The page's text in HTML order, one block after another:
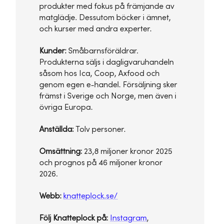
produkter med fokus på främjande av
matglädje. Dessutom böcker i ämnet,
och kurser med andra experter.
Kunder: Småbarnsföräldrar.
Produkterna säljs i dagligvaruhandeln
såsom hos Ica, Coop, Axfood och
genom egen e-handel. Försäljning sker
främst i Sverige och Norge, men även i
övriga Europa.
Anställda: Tolv personer.
Omsättning: 23,8 miljoner kronor 2025
och prognos på 46 miljoner kronor
2026.
Webb: knatteplock.se/
Följ Knatteplock på: Instagram,